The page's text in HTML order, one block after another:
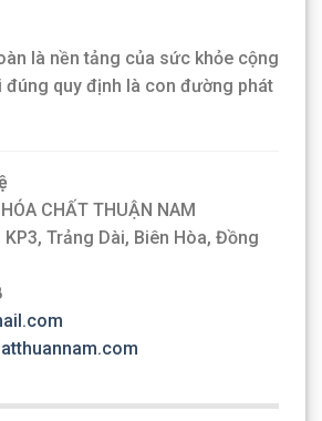
là nền tảng của sức khỏe cộng
đúng quy định là con đường phát
CHẤT THUẬN NAM
KP3, Trảng Dài, Biên Hòa, Đồng